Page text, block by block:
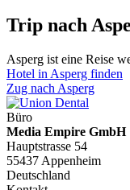
Trip nach
Asperg ist eine Reise
Hotel in Asperg finden
Zug nach Asperg
Büro
Media Empire GmbH
Hauptstrasse 54
55437 Appenheim
Deutschland